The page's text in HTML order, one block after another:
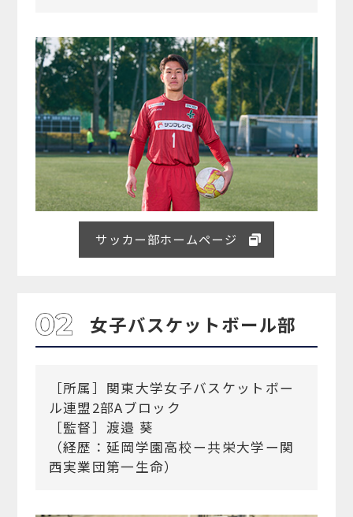
サッカー部ホームページ
女子バスケットボール部
［所属］関東大学女子バスケットボー
ル連盟2部Aブロック
［監督］渡邉 葵
（経歴：延岡学園高校ー共栄大学ー関
西実業団第一生命）